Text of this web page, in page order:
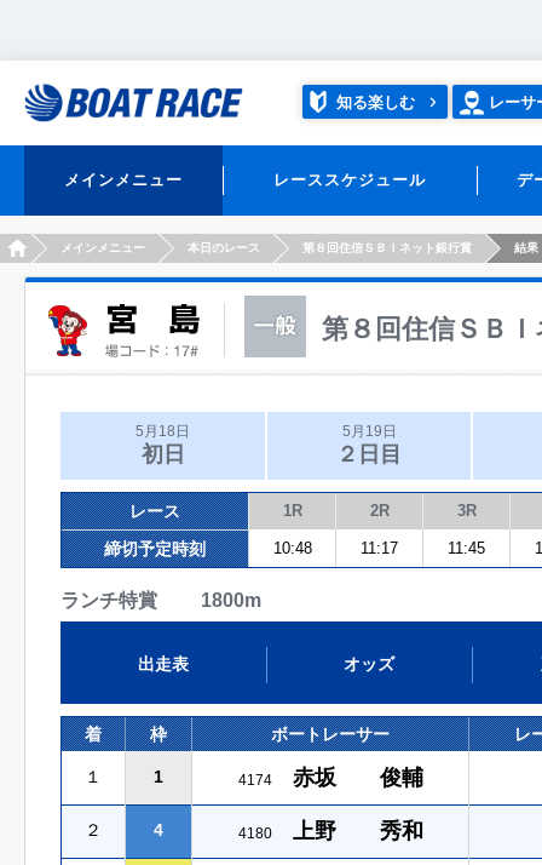
知る楽しむ レーサ
メインメニュー レーススケジュール デ
HOMEメインメニュー 本日のレース 第８回住信ＳＢＩネット銀行賞 結果
第８回住信ＳＢ
5月18日
初日
5月19日
２日目
レース 1R 2R 3R
締切予定時刻 10:48 11:17 11:45
ランチ特賞 1800m
出走表 オッズ
着 枠 ボートレーサー レ
１ 1 4174 赤坂 俊輔
２ 4 4180 上野 秀和